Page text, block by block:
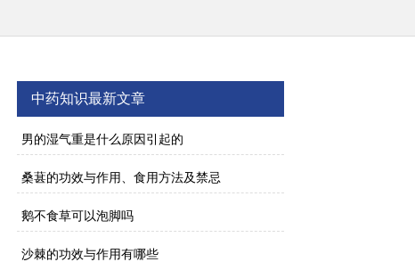
中药知识最新文章
男的湿气重是什么原因引起的
桑葚的功效与作用、食用方法及禁忌
鹅不食草可以泡脚吗
沙棘的功效与作用有哪些